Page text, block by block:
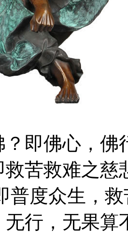
佛心，佛
救难之慈
普度众生，
，无果算